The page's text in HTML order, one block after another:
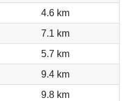
4.6 km
7.1 km
5.7 km
9.4 km
9.8 km